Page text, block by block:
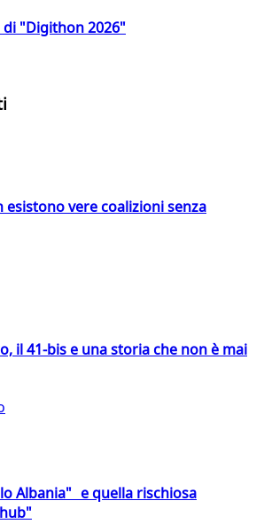
di "Digithon 2026"
vere coalizioni senza
il 41-bis e una storia che non è mai
Albania" e quella rischiosa